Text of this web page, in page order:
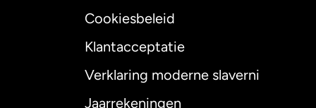
Cookiesbeleid
Klantacceptatie
Verklaring moderne slaverni
Jaarrekeningen